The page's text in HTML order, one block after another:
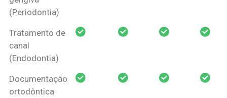
(Periodontia)
Tratamento de
canal
(Endodontia)
Documentação
ortodôntica